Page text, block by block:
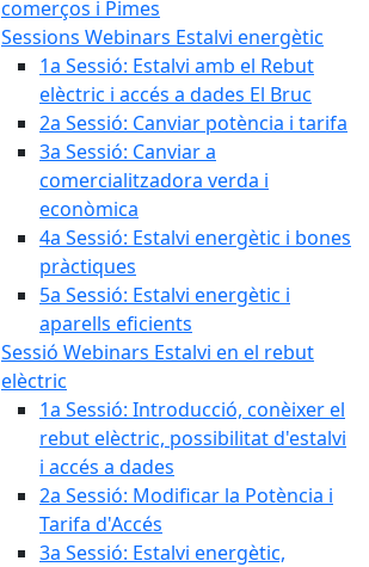
comerços i Pimes
Sessions Webinars Estalvi energètic
1a Sessió: Estalvi amb el Rebut
elèctric i accés a dades El Bruc
2a Sessió: Canviar potència i tarifa
3a Sessió: Canviar a
comercialitzadora verda i
econòmica
4a Sessió: Estalvi energètic i bones
pràctiques
5a Sessió: Estalvi energètic i
aparells eficients
Sessió Webinars Estalvi en el rebut
elèctric
1a Sessió: Introducció, conèixer el
rebut elèctric, possibilitat d'estalvi
i accés a dades
2a Sessió: Modificar la Potència i
Tarifa d'Accés
3a Sessió: Estalvi energètic,